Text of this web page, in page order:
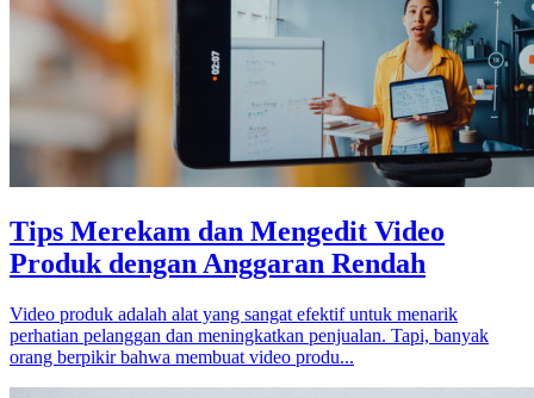
Tips Merekam dan Mengedit Video
Produk dengan Anggaran Rendah
Video produk adalah alat yang sangat efektif untuk menarik
perhatian pelanggan dan meningkatkan penjualan. Tapi, banyak
orang berpikir bahwa membuat video produ...